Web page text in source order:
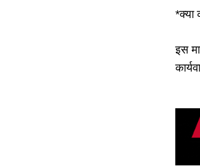
*क्या
इस